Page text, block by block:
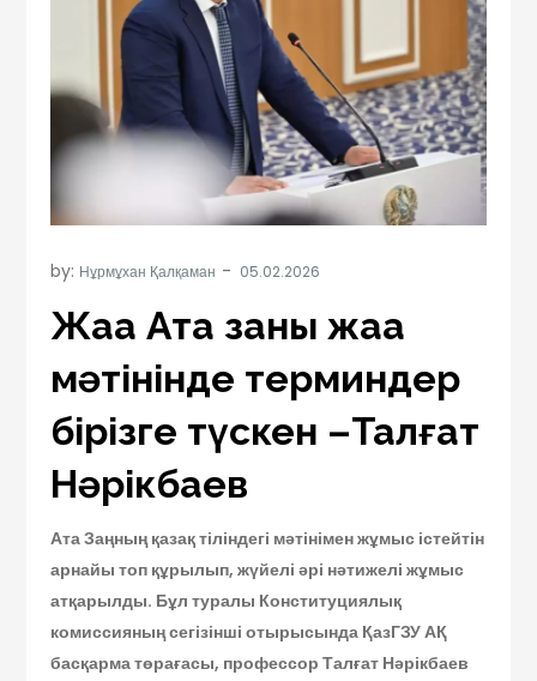
by: Нұрмұхан Қалқаман
Жаңа Ата заңның жаңа
мәтінінде терминдер
бірізге түскен –Талғат
Нәрікбаев
Ата Заңның қазақ тіліндегі мәтінімен жұмыс істейтін
арнайы топ құрылып, жүйелі әрі нәтижелі жұмыс
атқарылды. Бұл туралы Конституциялық
комиссияның сегізінші отырысында ҚазГЗУ АҚ
басқарма төрағасы, профессор Талғат Нәрікбаев